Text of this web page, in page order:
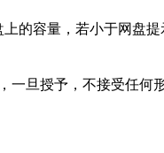
的容量，若小于网盘
一旦授予，不接受任